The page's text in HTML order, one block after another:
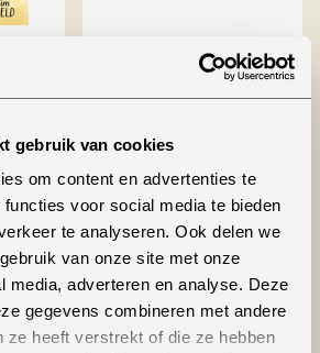
gebruik van cookies
om content en advertenties te
voor social media te bieden
te analyseren. Ook delen we
van onze site met onze
media, adverteren en analyse. Deze
gegevens combineren met andere
ze heeft verstrekt of die ze hebben
Lieve kleine